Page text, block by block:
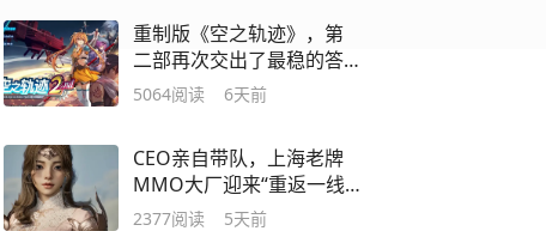
重制版《空之轨迹》，第
二部再次交出了最稳的答
卷
5064阅读 6天前
CEO亲自带队，上海老牌
MMO大厂迎来“重返一线”
的机会
2377阅读 5天前